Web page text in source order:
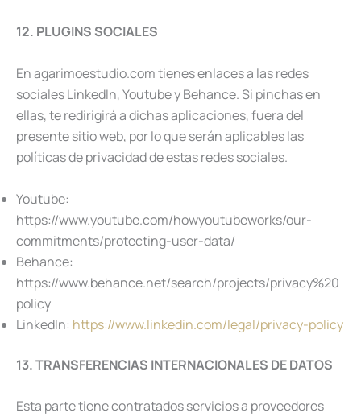
12. PLUGINS SOCIALES
En agarimoestudio.com tienes enlaces a las redes
sociales LinkedIn, Youtube y Behance. Si pinchas en
ellas, te redirigirá a dichas aplicaciones, fuera del
presente sitio web, por lo que serán aplicables las
políticas de privacidad de estas redes sociales.
Youtube:
https://www.youtube.com/howyoutubeworks/our-
commitments/protecting-user-data/
Behance:
https://www.behance.net/search/projects/privacy%20
policy
LinkedIn: https://www.linkedin.com/legal/privacy-policy
13. TRANSFERENCIAS INTERNACIONALES DE DATOS
Esta parte tiene contratados servicios a proveedores